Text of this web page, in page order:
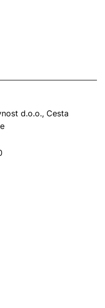
d.o.o., Cesta